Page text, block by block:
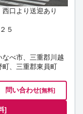
口より送迎あり
５
べ市、三重郡川越
町、三重郡東員町
問い合わせ[無料]
]